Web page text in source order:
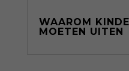
WAAROM
MOETEN UITEN